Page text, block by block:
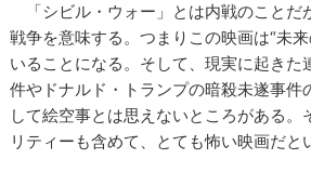
「シビル・ウォー」とは内戦のことだ
戦争を意味する。つまりこの映画は“未
いることになる。そして、現実に起きた
件やドナルド・トランプの暗殺未遂事件
して絵空事とは思えないところがある。
リティーも含めて、とても怖い映画だと